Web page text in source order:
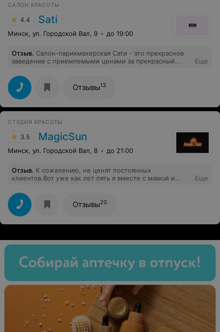
САЛОН КРАСОТЫ
4.4 Sati
Минск, ул. Городской Вал, 9 до 19:00
Отзыв. Салон-парикмахерская Сати - это прекрасное
заведение с приемлемыми ценами за прекрасный
детей - лишь основные предложения салона. Также
вы сможете воспользоваться услугами нейл-мастеров,
бровиста, визажиста. Доброжелательный персонал,
низкая цена и качественная работа являются весомыми
причинами посещать этот салон всей семьёй. Сам
сочетание белых, серых и розовых цветов. Я выбрала
причёску каре для нового образа и довольна
результатом, услышав комплименты от своих друзей,
близких, коллег. Рада посоветовать вам салон-
парикмахерскую эконом-класса Сати, а персонал
Еще
Отзывы13
СТУДИЯ КРАСОТЫ
3.5 MagicSun
Минск, ул. Городской Вал, 8 до 21:00
Отзыв. К сожалению, не ценят постоянных
клиентов.Вот уже как лет пять я вместе с мамой и
маникюр и педикюр (отмечу еще Ларису - очень
хороший мастер). Для нас Наталья - лучший
мастер.Только недавно случайным образом узнала про
наличие накопительных карт в салоне. За всё это
время никто из сотрудников ни разу не предложил
очередном посещении при вопросе почему мне не
столько лет не предлагали, девушка с омбре на
рецепции в лицо мне говорит, что видит меня в первый
раз.А я почему-то вижу ее каждые 2-3 недели и
помню хорошо ее предшественниц.Не смотря на
отсутствие понимания важности постоянных клиентов
в данном салоне, к Наталье и Ларисе можно и нужно
приходить. С уважением, ваши три постоянные
клиентки.
Еще
Отзывы20